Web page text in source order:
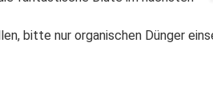
bitte nur organischen Dünger